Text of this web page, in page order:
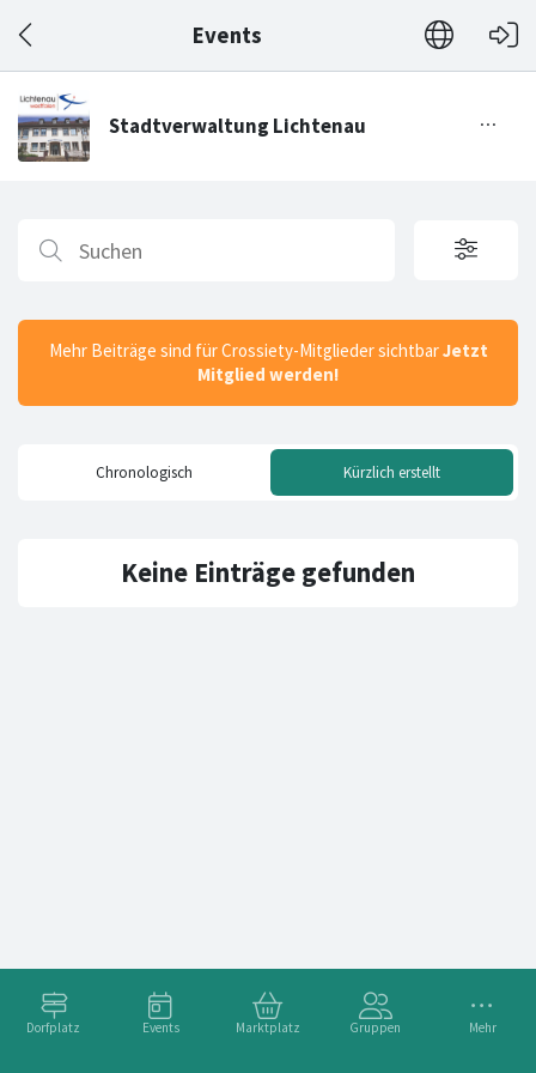
Events
Dorfplatz Events Marktplatz Gruppen Mehr
Mehr Beiträge sind für Crossiety-Mitglieder sichtbarJetzt
Mitglied werden!
Chronologisch Kürzlich erstellt
Keine Einträge gefunden